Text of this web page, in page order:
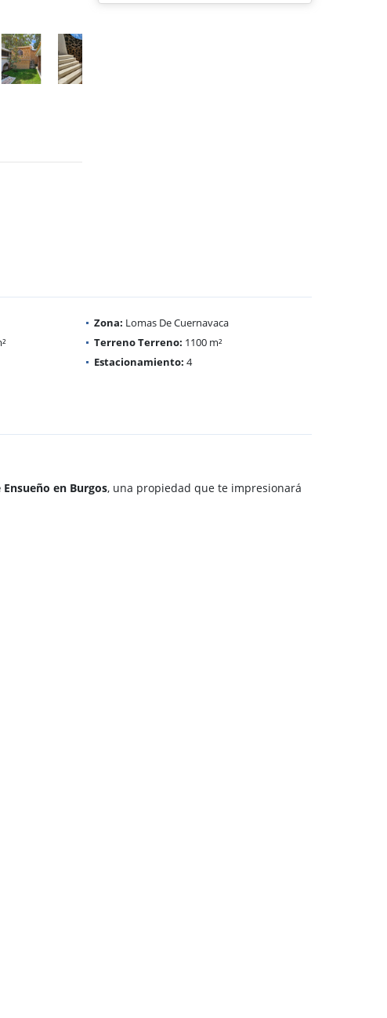
Zona: Lomas De Cuernavaca
Terreno Terreno: 1100 m²
Estacionamiento: 4
Ensueño en Burgos, una propiedad que te impresionará